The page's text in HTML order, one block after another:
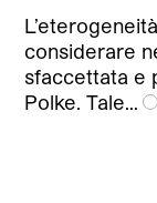
considerare
sfaccettata e
Polke. Tale…